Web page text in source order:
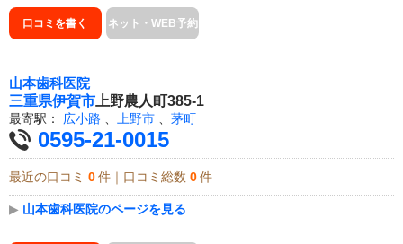
口コミを書く ネット・WEB予約
山本歯科医院
三重県伊賀市 上野農人町385-1
最寄駅： 広小路 、 上野市 、 茅町
0595-21-0015
最近の口コミ 0 件｜口コミ総数 0 件
▶ 山本歯科医院のページを見る